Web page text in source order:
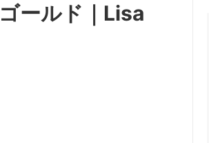
ールド｜Lisa